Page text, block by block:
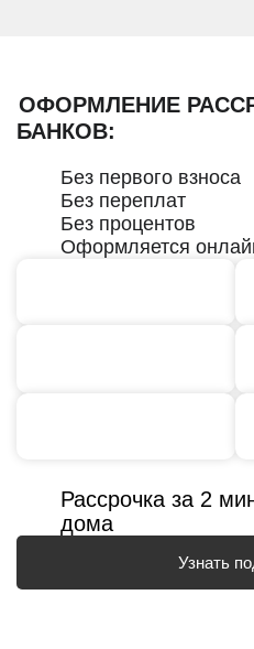
ОФОРМЛЕНИЕ
БАНКОВ:
Без первого взноса
Без переплат
Без процентов
Оформляется
Рассрочка за 2
дома
Узнать